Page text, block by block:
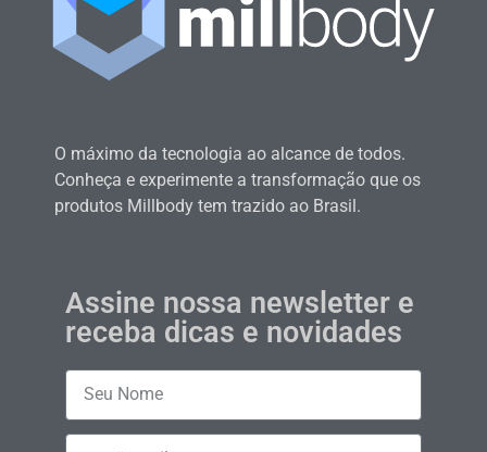
O máximo da tecnologia ao alcance de todos.
Conheça e experimente a transformação que os
produtos Millbody tem trazido ao Brasil.
Assine nossa newsletter e
receba dicas e novidades